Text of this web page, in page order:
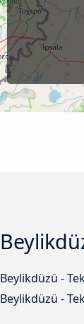
Beylikdüzü -
Beylikdüzü -